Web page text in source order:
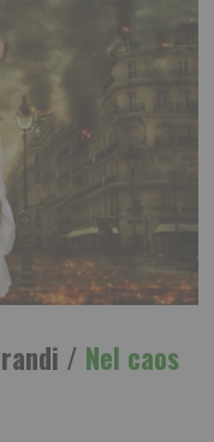
/ Nel caos